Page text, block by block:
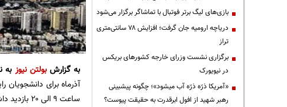
به گزارشبولتن نیوز به
ساعت ۹ الی ۲۰ بازدید داشته باشند.
بازی‌های لیگ برتر فوتبال با تماشاگر برگزار می‌شود
دریاچه ارومیه جان گرفت؛ افزایش ۷۸ سانتی‌متری
تراز
برگزاری نشست وزرای خارجه کشورهای بریکس
در نیویورک
«آمریکا ذرّه ذرّه آب میشود»؛ چگونه پیشبینی
رهبر شهید از افول ابرقدرت به حقیقت پیوست؟